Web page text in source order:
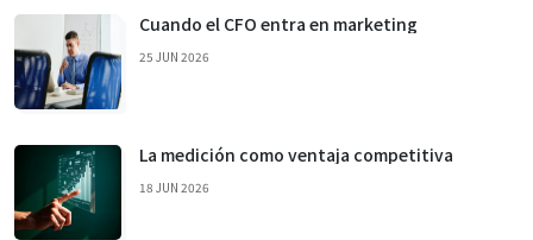
Cuando el CFO entra en marketing
25 JUN 2026
La medición como ventaja competitiva
18 JUN 2026